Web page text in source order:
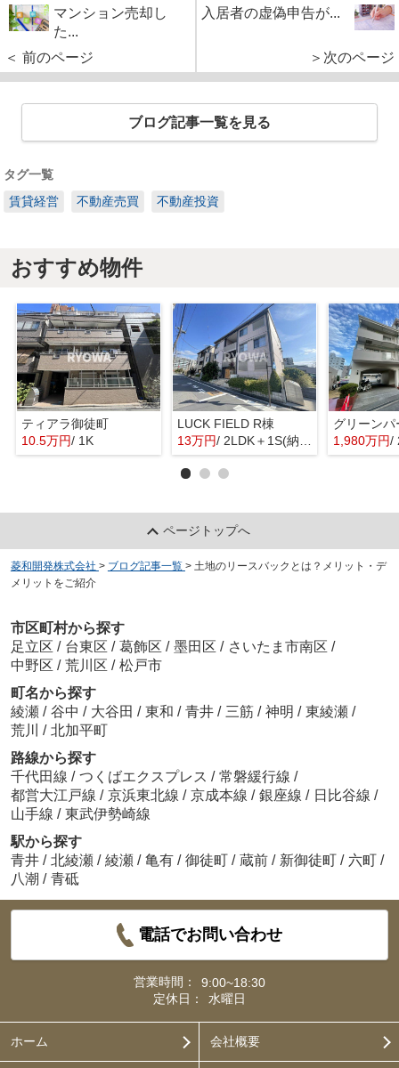
マンション売却し
た...
＜ 前のページ
入居者の虚偽申告が...
＞次のページ
ブログ記事一覧を見る
タグ一覧
賃貸経営
不動産売買 不動産投資
おすすめ物件
ティアラ御徒町
10.5万円/ 1K
LUCK FIELD R棟
13万円/ 2LDK＋1S(納戸)
グリーン
1,980万円/
ページトップへ
菱和開発株式会社 > ブログ記事一覧 > 土地のリースバックとは？メリット・デ
メリットをご紹介
市区町村から探す
足立区 / 台東区 / 葛飾区 / 墨田区 / さいたま市南区 /
中野区 / 荒川区 / 松戸市
町名から探す
綾瀬 / 谷中 / 大谷田 / 東和 / 青井 / 三筋 / 神明 / 東綾瀬 /
荒川 / 北加平町
路線から探す
千代田線 / つくばエクスプレス / 常磐緩行線 /
都営大江戸線 / 京浜東北線 / 京成本線 / 銀座線 / 日比谷線 /
山手線 / 東武伊勢崎線
駅から探す
青井 / 北綾瀬 / 綾瀬 / 亀有 / 御徒町 / 蔵前 / 新御徒町 / 六町 /
八潮 / 青砥
電話でお問い合わせ
営業時間：
9:00~18:30
定休日：
水曜日
ホーム 会社概要